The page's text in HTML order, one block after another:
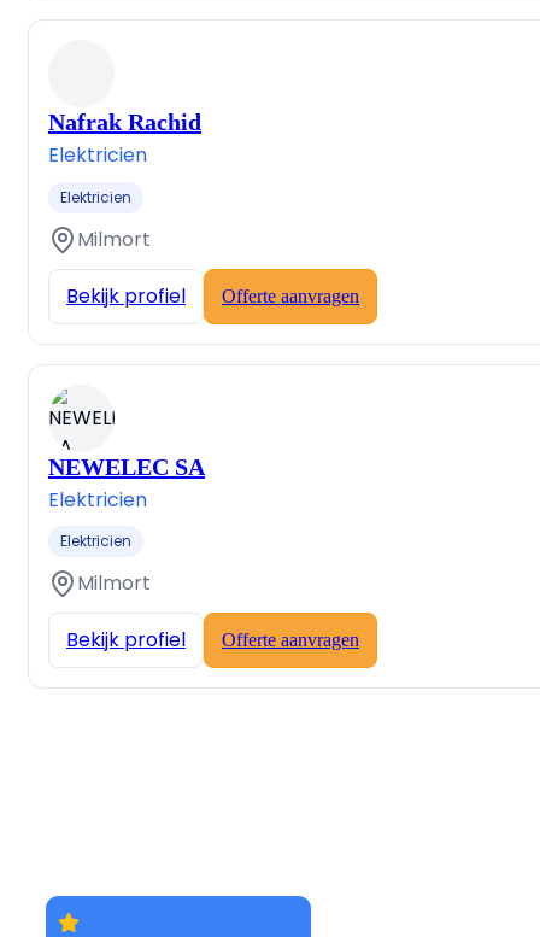
Nafrak Rachid
Elektricien
Elektricien
Milmort
Bekijk profiel Offerte aanvragen
NEWELEC SA
Elektricien
Elektricien
Milmort
Bekijk profiel Offerte aanvragen